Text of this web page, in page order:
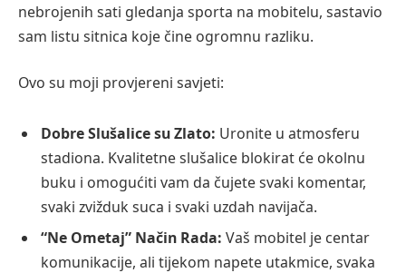
nebrojenih sati gledanja sporta na mobitelu, sastavio
sam listu sitnica koje čine ogromnu razliku.
Ovo su moji provjereni savjeti:
Dobre Slušalice su Zlato: Uronite u atmosferu
stadiona. Kvalitetne slušalice blokirat će okolnu
buku i omogućiti vam da čujete svaki komentar,
svaki zvižduk suca i svaki uzdah navijača.
“Ne Ometaj” Način Rada: Vaš mobitel je centar
komunikacije, ali tijekom napete utakmice, svaka